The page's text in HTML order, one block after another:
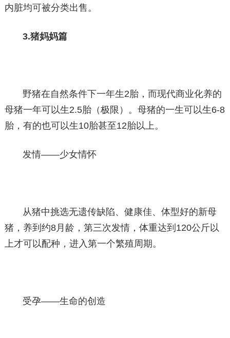
内脏均可被分类出售。
3.猪妈妈篇
野猪在自然条件下一年生2胎，而现代商业化养的
母猪一年可以生2.5胎（极限）。母猪的一生可以生6-8
胎，有的也可以生10胎甚至12胎以上。
发情——少女情怀
从猪中挑选无遗传缺陷、健康佳、体型好的新母
猪，养到约8月龄，第三次发情，体重达到120公斤以
上才可以配种，进入第一个繁殖周期。
受孕——生命的创造